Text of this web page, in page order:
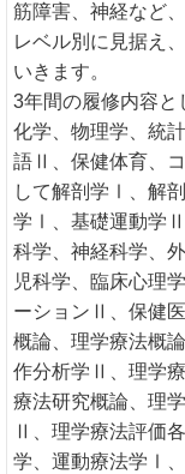
筋障害、神経など
レベル別に見据え
いきます。
3年間の履修内容と
化学、物理学、統
語Ⅱ、保健体育、
して解剖学Ⅰ、解
学Ⅰ、基礎運動学Ⅱ
科学、神経科学、
児科学、臨床心理
ーションⅡ、保健
概論、理学療法概
作分析学Ⅱ、理学
療法研究概論、理
Ⅱ、理学療法評価
学、運動療法学Ⅰ